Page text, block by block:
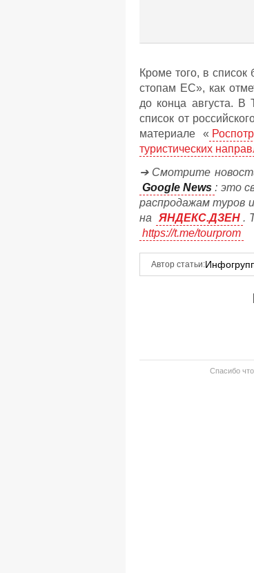
Кроме того, в
стопам ЕС», как
до конца августа. В
список от
материале «
туристических
➔ Смотрите
Google News : это
распродажам туров
на
ЯНДЕКС.ДЗЕН .
https://t.me/tourprom
Автор статьи:
Спасибо